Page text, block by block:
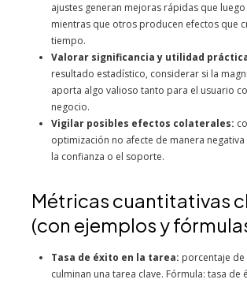
ajustes generan mejoras rápidas que luego
mientras que otros producen efectos que
tiempo.
Valorar significancia y utilidad
resultado estadístico, considerar si la
aporta algo valioso tanto para el usuario
negocio.
Vigilar posibles efectos colaterales:
optimización no afecte de manera
la confianza o el soporte.
Métricas cuantitativas
(con ejemplos y
Tasa de éxito en la tarea: porcentaje
culminan una tarea clave. Fórmula: tasa de